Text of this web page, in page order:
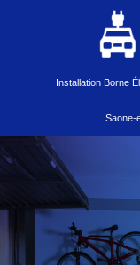
Installation Borne
Saone-